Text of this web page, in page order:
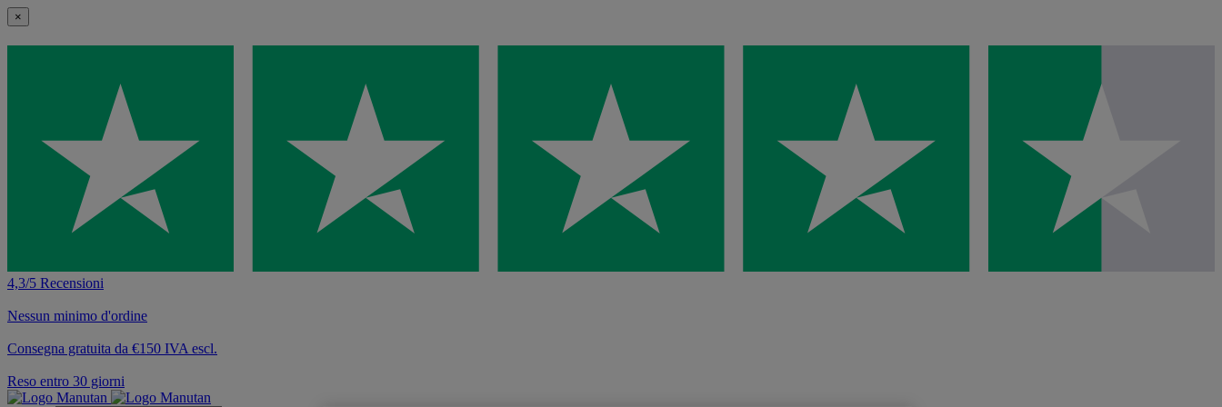
×
4,3/5 Recensioni
Nessun minimo d'ordine
Consegna gratuita da €150 IVA escl.
Reso entro 30 giorni